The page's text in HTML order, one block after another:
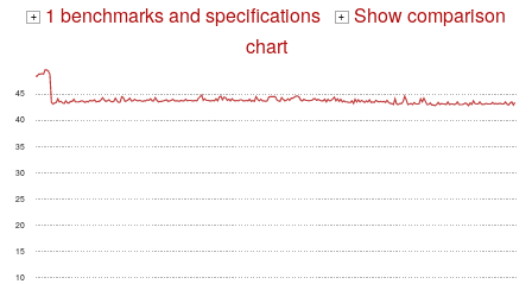
+ 1 benchmarks and specifications + Show comparison
chart
10
15
20
25
30
35
40
45